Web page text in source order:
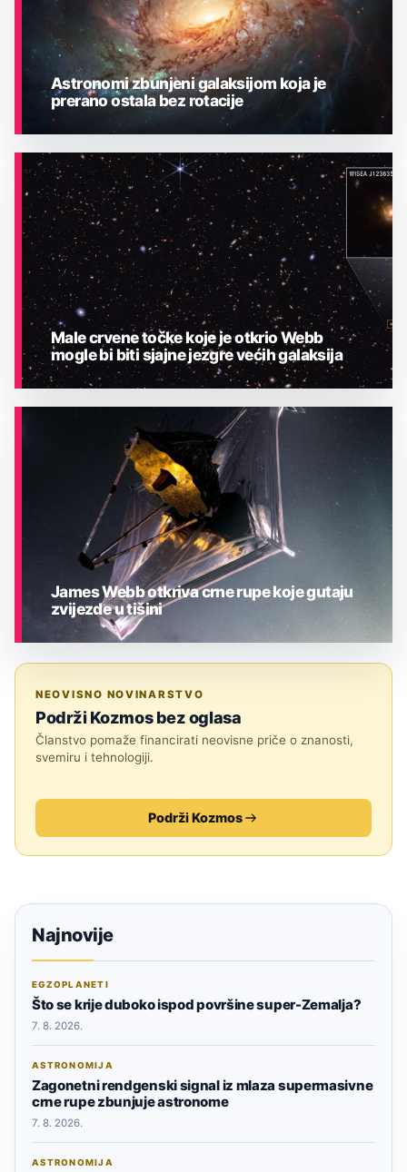
ASTRONOMIJA
Astronomi zbunjeni galaksijom koja je
prerano ostala bez rotacije
ASTRONOMIJA
Male crvene točke koje je otkrio Webb
mogle bi biti sjajne jezgre većih galaksija
James Webb otkriva crne rupe koje gutaju
zvijezde u tišini
NEOVISNO NOVINARSTVO
Podrži Kozmos bez oglasa
Članstvo pomaže financirati neovisne priče o znanosti,
svemiru i tehnologiji.
Podrži Kozmos
Najnovije
EGZOPLANETI
Što se krije duboko ispod površine super-Zemalja?
7. 8. 2026.
ASTRONOMIJA
Zagonetni rendgenski signal iz mlaza supermasivne
crne rupe zbunjuje astronome
7. 8. 2026.
ASTRONOMIJA